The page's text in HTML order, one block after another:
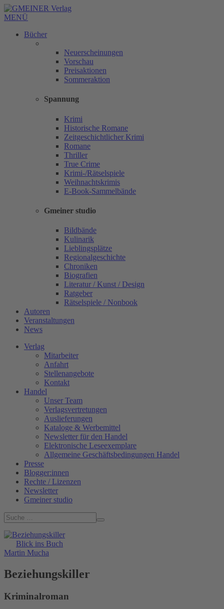
MENÜ
Bücher
Neuerscheinungen
Vorschau
Preisaktionen
Sommeraktion
Spannung
Krimi
Historische Romane
Zeitgeschichtlicher Krimi
Romane
Thriller
True Crime
Krimi-/Rätselspiele
Weihnachtskrimis
E-Book-Sammelbände
Gmeiner studio
Bildbände
Kulinarik
Lieblingsplätze
Regionalgeschichte
Chroniken
Biografien
Literatur / Kunst / Design
Ratgeber
Rätselspiele / Nonbook
Autoren
Veranstaltungen
News
Verlag
Mitarbeiter
Anfahrt
Stellenangebote
Kontakt
Handel
Unser Team
Verlagsvertretungen
Auslieferungen
Kataloge & Werbemittel
Newsletter für den Handel
Elektronische Leseexemplare
Allgemeine Geschäftsbedingungen Handel
Presse
Blogger:innen
Rechte / Lizenzen
Newsletter
Gmeiner studio
Blick ins Buch
Martin Mucha
Beziehungskiller
Kriminalroman